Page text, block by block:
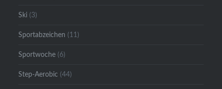
Ski (3)
Sportabzeichen (11)
Sportwoche (6)
Step-Aerobic (44)